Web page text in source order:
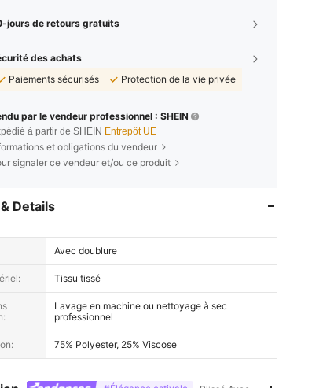
bonbon, Taille: XS
jours de retours gratuits
des achats
Paiements sécurisés
Protection de la vie privée
par le vendeur professionnel : SHEIN
à partir de SHEIN Entrepôt UE
et obligations du vendeur
signaler ce vendeur et/ou ce produit
Details
Avec doublure
Tissu tissé
Lavage en machine ou nettoyage à sec
professionnel
75% Polyester, 25% Viscose